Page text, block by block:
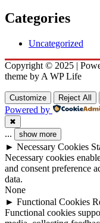
Categories
Uncategorized
Copyright © 2025 |
theme by A WP Life
Customize Reject All
Powered by
✖
... show more
► Necessary Cookies
Necessary cookies
and consent preference
data.
None
► Functional Cookies
Functional cookies